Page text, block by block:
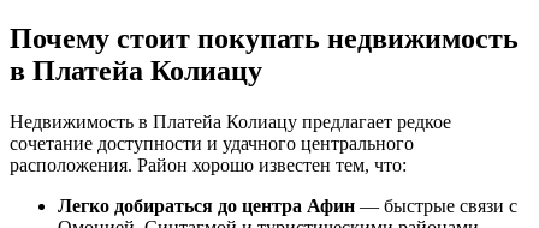
Почему стоит покупать недвижимость
в Платейа Колиацу
Недвижимость в Платейа Колиацу предлагает редкое
сочетание доступности и удачного центрального
расположения. Район хорошо известен тем, что:
Легко добираться до центра Афин — быстрые связи с